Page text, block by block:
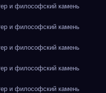
и философский камень
и философский камень
и философский камень
и философский камень
и философский камень